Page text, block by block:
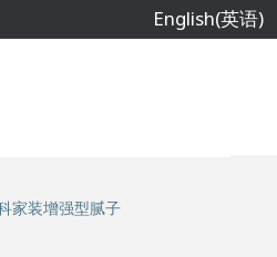
English(英语)
家装增强型腻子